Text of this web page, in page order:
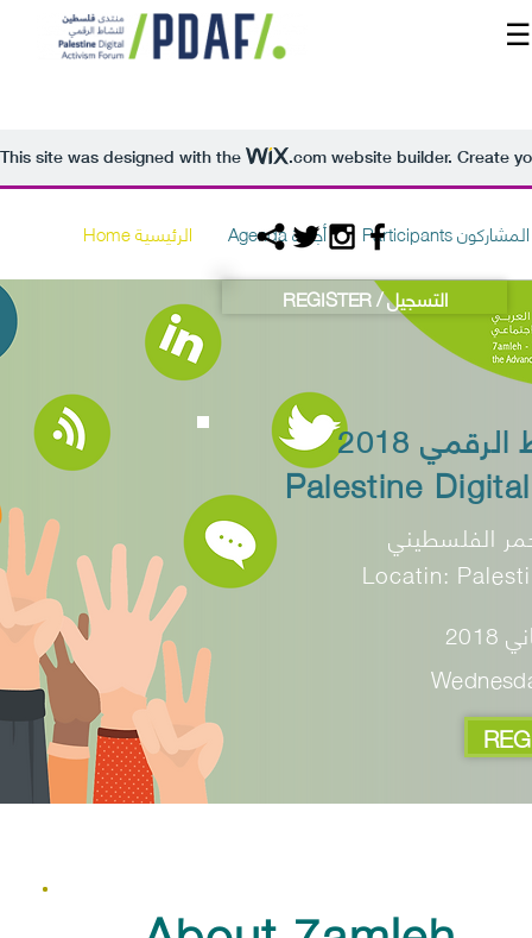
المنتدى
نحن
مدربون
سنوات
سابقة
سجل الآن
EN
☰